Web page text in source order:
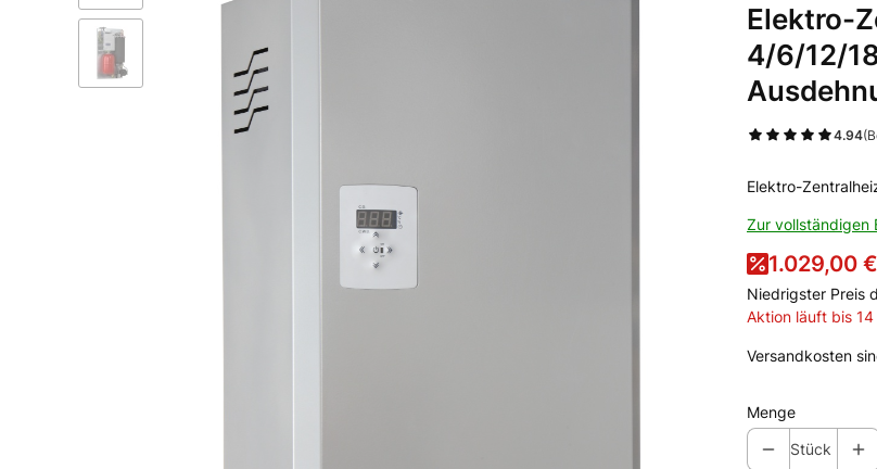
Elektro-
4/6/12/
4.94
Elektro-
Zur vollständigen
1.029,00 €
Niedrigster Preis
Aktion läuft bis
Versandkosten
Menge
Stück